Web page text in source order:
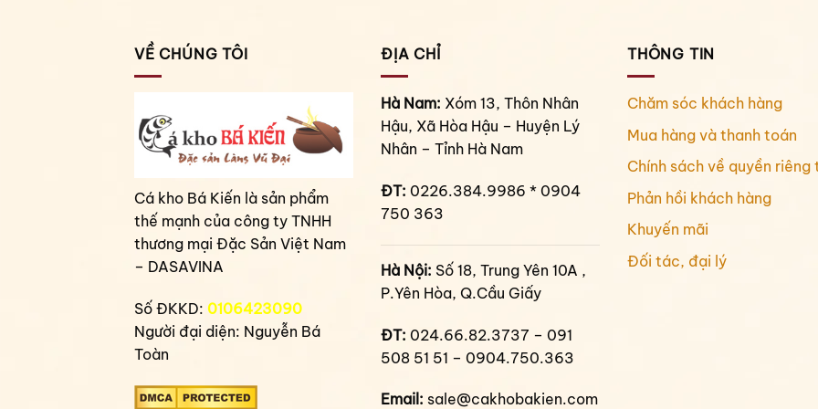
VỀ CHÚNG TÔI
Cá kho Bá Kiến là sản phẩm
thế mạnh của công ty TNHH
thương mại Đặc Sản Việt Nam
– DASAVINA
Số ĐKKD: 0106423090
Người đại diện: Nguyễn Bá
Toàn
ĐỊA CHỈ
Hà Nam: Xóm 13, Thôn Nhân
Hậu, Xã Hòa Hậu – Huyện Lý
Nhân – Tỉnh Hà Nam
ĐT: 0226.384.9986 * 0904
750 363
Hà Nội: Số 18, Trung Yên 10A ,
P.Yên Hòa, Q.Cầu Giấy
ĐT: 024.66.82.3737 – 091
508 51 51 – 0904.750.363
Email: sale@cakhobakien.com
THÔNG TIN
Chăm sóc khách hàng
Mua hàng và thanh toán
Chính sách về quyền riêng
Phản hồi khách hàng
Khuyến mãi
Đối tác, đại lý